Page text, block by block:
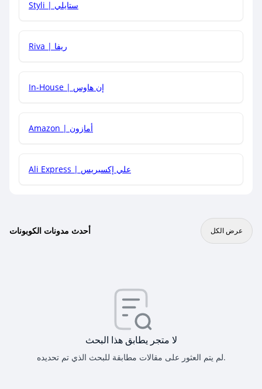
هل يمكنني جمع كود خصم مع العروض الأخرى؟
Styli | ستايلي
Riva | ريفا
In-House | إن هاوس
Amazon | أمازون
Ali Express | علي إكسبريس
أحدث مدونات الكوبونات عرض الكل
لا متجر يطابق هذا البحث
لم يتم العثور على مقالات مطابقة للبحث الذي تم تحديده.